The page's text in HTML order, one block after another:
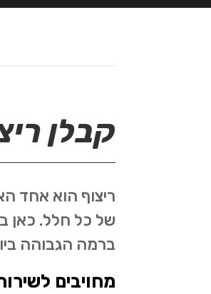
קבלן
ריצוף הוא אחד
של כל חלל. כאן
ברמה הגבוהה
מחויבים